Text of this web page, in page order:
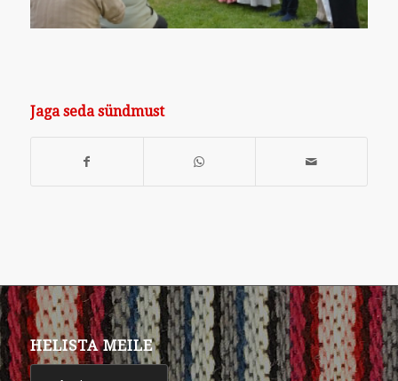
Jaga seda sündmust
HELISTA MEILE